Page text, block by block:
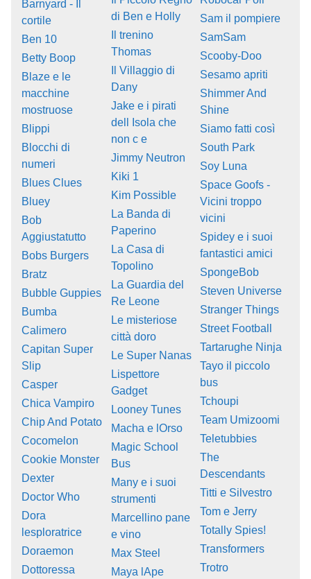
Barnyard - Il
cortile
Ben 10
Betty Boop
Blaze e le
macchine
mostruose
Blippi
Blocchi di
numeri
Blues Clues
Bluey
Bob
Aggiustatutto
Bobs Burgers
Bratz
Bubble Guppies
Bumba
Calimero
Capitan Super
Slip
Casper
Chica Vampiro
Chip And Potato
Cocomelon
Cookie Monster
Dexter
Doctor Who
Dora
lesploratrice
Doraemon
Dottoressa
di Ben e Holly
Il trenino
Thomas
Il Villaggio di
Dany
Jake e i pirati
dell Isola che
non c e
Jimmy Neutron
Kiki 1
Kim Possible
La Banda di
Paperino
La Casa di
Topolino
La Guardia del
Re Leone
Le misteriose
città doro
Le Super Nanas
Lispettore
Gadget
Looney Tunes
Macha e lOrso
Magic School
Bus
Many e i suoi
strumenti
Marcellino pane
e vino
Max Steel
Maya lApe
Sam il pompiere
SamSam
Scooby-Doo
Sesamo apriti
Shimmer And
Shine
Siamo fatti così
South Park
Soy Luna
Space Goofs -
Vicini troppo
vicini
Spidey e i suoi
fantastici amici
SpongeBob
Steven Universe
Stranger Things
Street Football
Tartarughe Ninja
Tayo il piccolo
bus
Tchoupi
Team Umizoomi
Teletubbies
The
Descendants
Titti e Silvestro
Tom e Jerry
Totally Spies!
Transformers
Trotro